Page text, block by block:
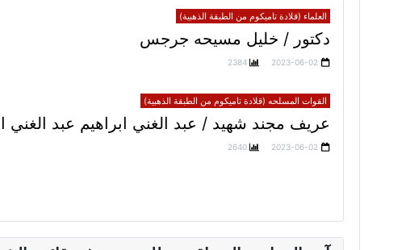
العلماء (قلادة تاميكوم من الطبقة الذهبية)
دكتور / خليل مسيحه جرجس
2023-06-02
2384
القوات المسلحه (قلادة تاميكوم من الطبقة الذهبية)
عريف مجند شهيد / عبد الغني ابراهيم عبد الغني
2023-06-02
2640